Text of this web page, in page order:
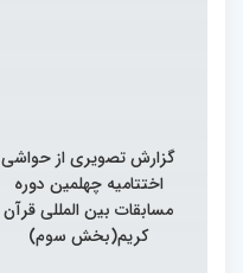
گزارش تصویری از حواشی
اختتامیه چهلمین دوره
مسابقات بین المللی قرآن
کریم(بخش سوم)